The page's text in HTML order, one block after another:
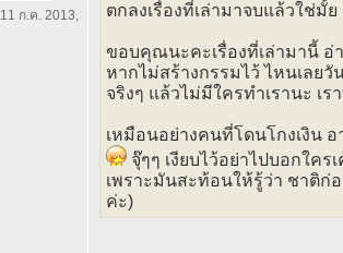
11 ก.ค. 2013,
ตกลงเรื่องที่เล่ามาจบแล้วใช่มั้
ขอบคุณนะคะเรื่องที่เล่ามานี้ อ่
หากไม่สร้างกรรมไว้ ไหนเลยวั
จริงๆ แล้วไม่มีใครทำเรานะ เร
เหมือนอย่างคนที่โดนโกงเงิน
จุ๊ๆๆ เงียบไว้อย่าไปบอกใคร
เพราะมันสะท้อนให้รู้ว่า ชาติก่
ค่ะ)